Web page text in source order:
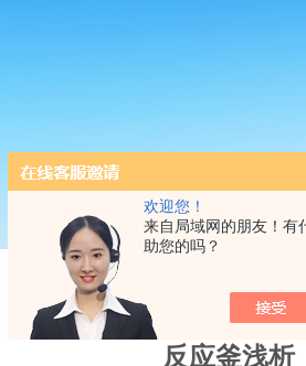
欢迎您！
来自局域网的朋友！有
助您的吗？
反应釜浅析